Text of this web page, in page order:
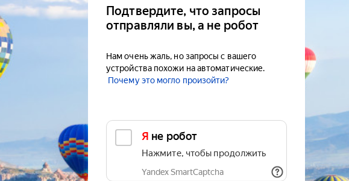
Подтвердите, что запросы
отправляли вы, а не робот
Нам очень жаль, но запросы с вашего
устройства похожи на автоматические.
Почему это могло произойти?
Я не робот
Нажмите, чтобы продолжить
Yandex SmartCaptcha